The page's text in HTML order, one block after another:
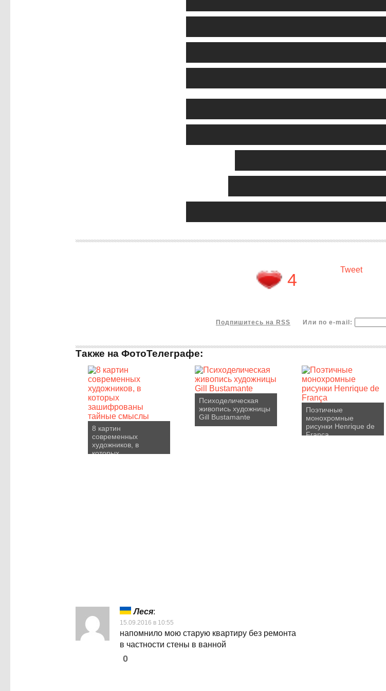
4
Tweet
Подпишитесь на RSS Или по e-mail:
Также на ФотоТелеграфе:
8 картин
современных
художников, в
которых
Психоделическая
живопись художницы
Gill Bustamante
Поэтичные
монохромные
рисунки Henrique de
França
Леся:
15.09.2016 в 10:55
напомнило мою старую квартиру без ремонта
в частности стены в ванной
0